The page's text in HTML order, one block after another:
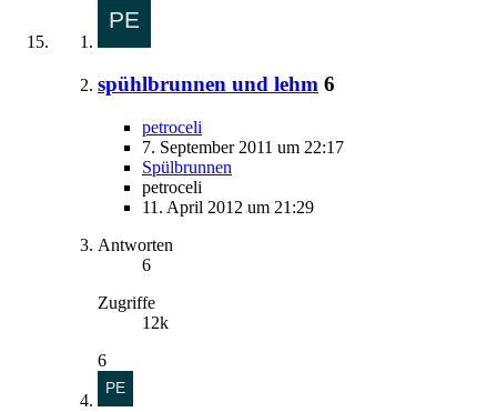
spühlbrunnen und lehm 6
petroceli
7. September 2011 um 22:17
Spülbrunnen
petroceli
11. April 2012 um 21:29
Antworten
6
Zugriffe
12k
6